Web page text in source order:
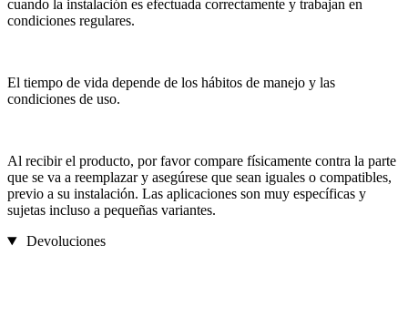
cuando la instalación es efectuada correctamente y trabajan en
condiciones regulares.
El tiempo de vida depende de los hábitos de manejo y las
condiciones de uso.
Al recibir el producto, por favor compare físicamente contra la parte
que se va a reemplazar y asegúrese que sean iguales o compatibles,
previo a su instalación. Las aplicaciones son muy específicas y
sujetas incluso a pequeñas variantes.
Devoluciones